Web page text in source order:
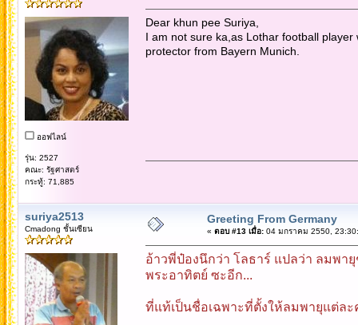
ออฟไลน์
รุ่น: 2527
คณะ: รัฐศาสตร์
กระทู้: 71,885
Dear khun pee Suriya,
I am not sure ka,as Lothar football
protector from Bayern Munich.
suriya2513
Cmadong ชั้นเซียน
Greeting From Germany
« ตอบ #13 เมื่อ:04 มกราคม 2550,
อ้าวพี่ป๋องนึกว่า โลธาร์ แปลว่า ลมพา
พระอาทิตย์ ซะอีก...
ที่แท้เป็นชื่อเฉพาะที่ตั้งให้ลมพายุแต่ละ